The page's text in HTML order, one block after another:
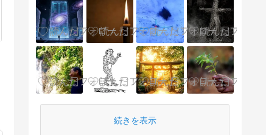
続きを表示